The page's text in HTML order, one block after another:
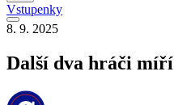
Vstupenky
8. 9. 2025
Další dva hráči